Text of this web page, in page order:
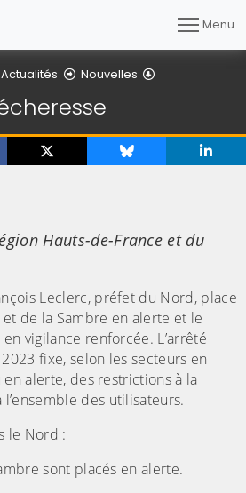
Menu
Actualités Nouvelles
Hauts-de-France et du
Leclerc, préfet du Nord, place
et de la Sambre en alerte et le
vigilance renforcée. L’arrêté
fixe, selon les secteurs en
alerte, des restrictions à la
l’ensemble des utilisateurs.
le Nord :
sont placés en alerte.